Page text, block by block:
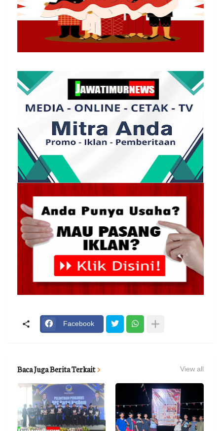
Facebook
Baca Juga Berita Terkait View all